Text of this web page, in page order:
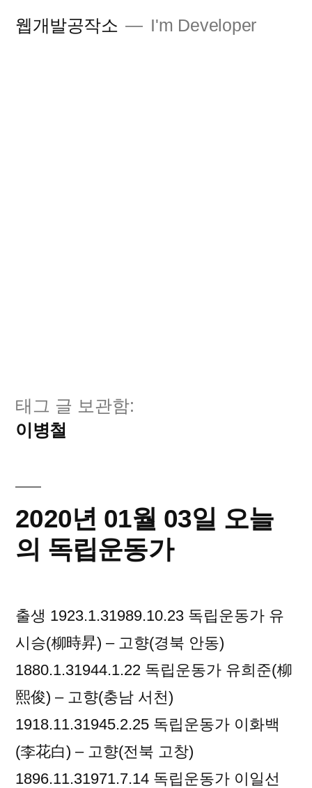
웹개발공작소 I'm Developer
태그 글 보관함:
이병철
2020년 01월 03일 오늘
의 독립운동가
출생 1923.1.31989.10.23 독립운동가 유
시승(柳時昇) – 고향(경북 안동)
1880.1.31944.1.22 독립운동가 유희준(柳
熙俊) – 고향(충남 서천)
1918.11.31945.2.25 독립운동가 이화백
(李花白) – 고향(전북 고창)
1896.11.31971.7.14 독립운동가 이일선